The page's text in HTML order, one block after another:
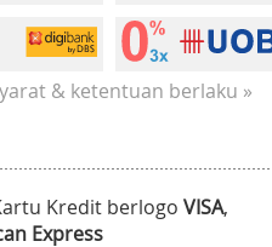
& ketentuan berlaku »
Kredit berlogo VISA,
Express